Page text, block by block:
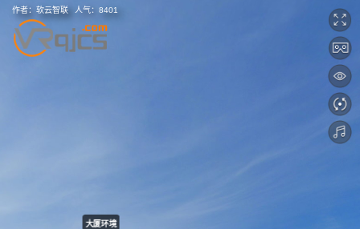
作者： 软云智联 人气： 8401
大厦环境